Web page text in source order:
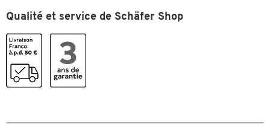
Format
Qualité et service de Schäfer Shop